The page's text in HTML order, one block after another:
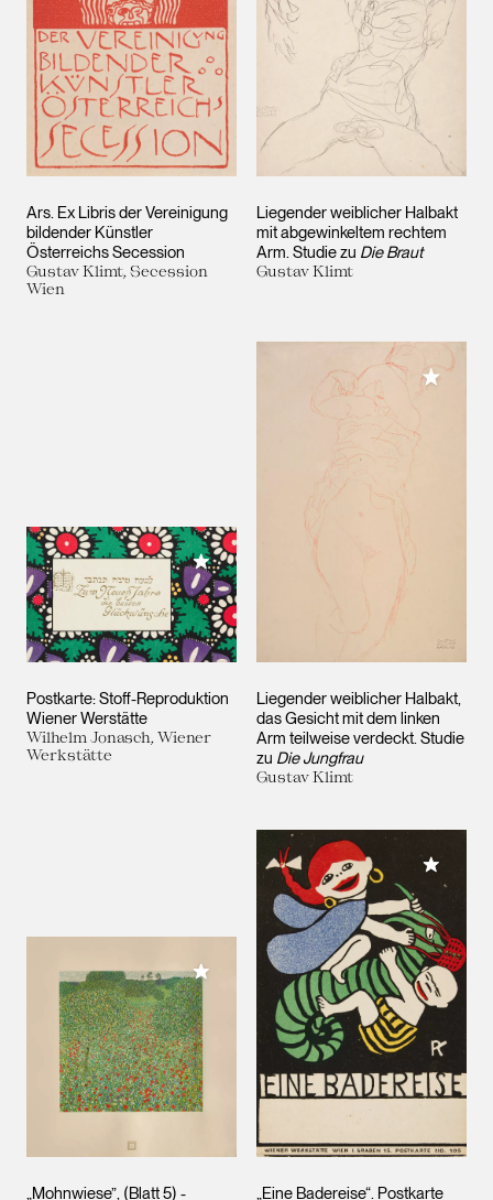
Ars. Ex Libris der Vereinigung
bildender Künstler
Österreichs Secession
Gustav Klimt, Secession
Wien
Liegender weiblicher Halbakt
mit abgewinkeltem rechtem
Arm. Studie zu Die Braut
Gustav Klimt
Postkarte: Stoff-Reproduktion
Wiener Werstätte
Wilhelm Jonasch, Wiener
Werkstätte
Meiner Sammlung hinzufügen
Liegender weiblicher Halbakt,
das Gesicht mit dem linken
Arm teilweise verdeckt. Studie
zu Die Jungfrau
Gustav Klimt
Meiner
„Mohnwiese”, (Blatt 5) -
Meiner Sammlung hinzufügen
„Eine Badereise“. Postkarte
Meiner